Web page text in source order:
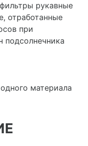
рукавные
отработанные
при
подсолнечника
материала